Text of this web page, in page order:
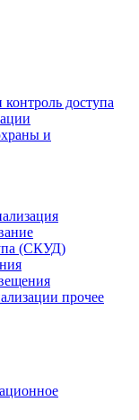
контроль доступа
и
(СКУД)
прочее